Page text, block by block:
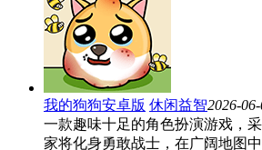
我的狗狗安卓版 休闲益智2026-
一款趣味十足的角色扮演游戏，
家将化身勇敢战士，在广阔地图